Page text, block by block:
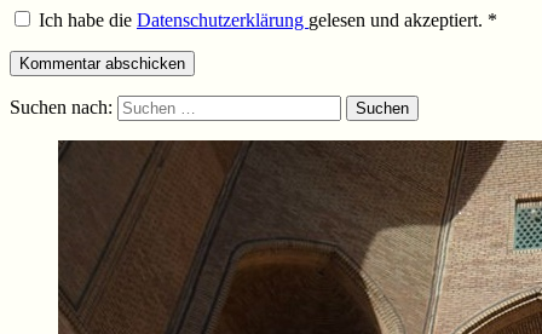
Ich habe die Datenschutzerklärung gelesen und akzeptiert. *
Suchen nach: